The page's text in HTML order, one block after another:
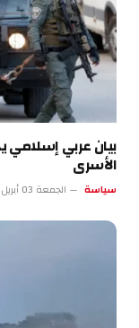
بيان عربي إسلامي
الأسرى
سياسة الجمعة 03 أبريل 4:19 م